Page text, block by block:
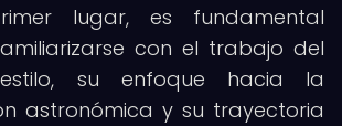
lugar, es fundamental
con el trabajo del
su enfoque hacia la
astronómica y su trayectoria